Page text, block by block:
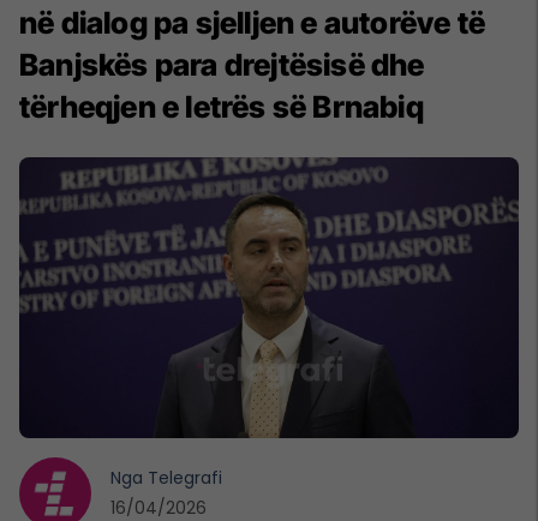
në dialog pa sjelljen e autorëve të
Banjskës para drejtësisë dhe
tërheqjen e letrës së Brnabiq
Nga Telegrafi
16/04/2026